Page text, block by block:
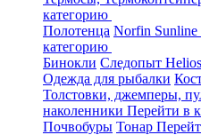
категорию
Полотенца Norfin Sunline
категорию
Бинокли Следопыт Helios
Одежда для рыбалки
Толстовки, джемперы,
наколенники Перейти в
Почвобуры Тонар